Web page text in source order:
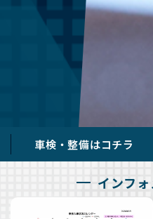
車検・整備はコチラ
インフ